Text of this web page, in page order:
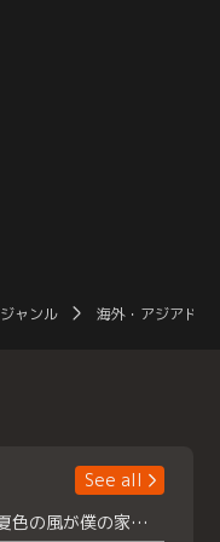
ジャンル 海外・アジアドラ
See all
浮所飛貴主演！ 【夏色の風が僕の家にやってきた】 本日よりテラサで独占配信スタート！